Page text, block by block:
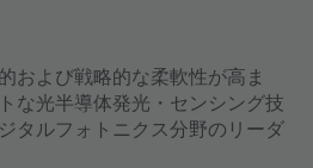
および戦略的な柔軟性が高ま
な光半導体発光・センシング技
タルフォトニクス分野のリーダ